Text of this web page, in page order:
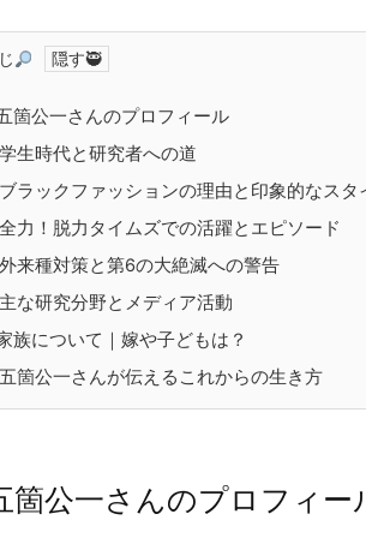
箇公一さんのプロフィール
学生時代と研究者への道
ブラックファッションの理由と印象的なスタ
全力！脱力タイムズでの活躍とエピソード
外来種対策と第6の大絶滅への警告
主な研究分野とメディア活動
族について｜嫁や子どもは？
五箇公一さんが伝えるこれからの生き方
箇公一さんのプロフィー